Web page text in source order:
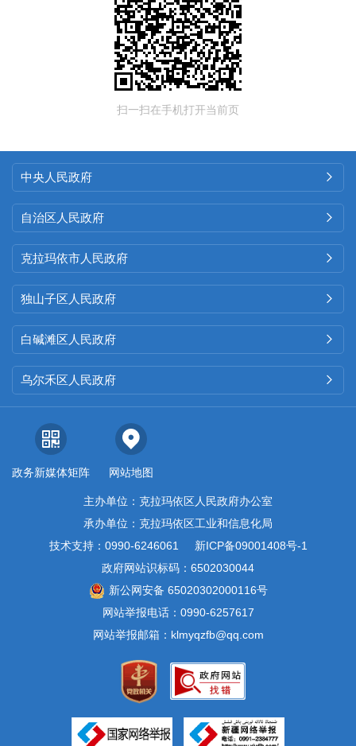
扫一扫在手机打开当前页
中央人民政府 
自治区人民政府 
克拉玛依市人民政府 
独山子区人民政府 
白碱滩区人民政府 
乌尔禾区人民政府 
政务新媒体矩阵 网站地图
主办单位：克拉玛依区人民政府办公室
承办单位：克拉玛依区工业和信息化局
技术支持：0990-6246061
新ICP备09001408号-1
政府网站识标码：6502030044
新公网安备 65020302000116号
网站举报电话：0990-6257617
网站举报邮箱：klmyqzfb@qq.com